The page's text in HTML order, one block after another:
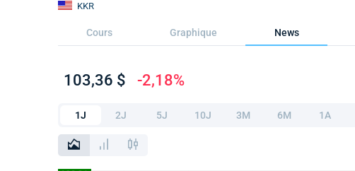
KKR
Cours Graphique News
103,36 $ -2,18%
1J 2J 5J 10J 3M 6M 1A